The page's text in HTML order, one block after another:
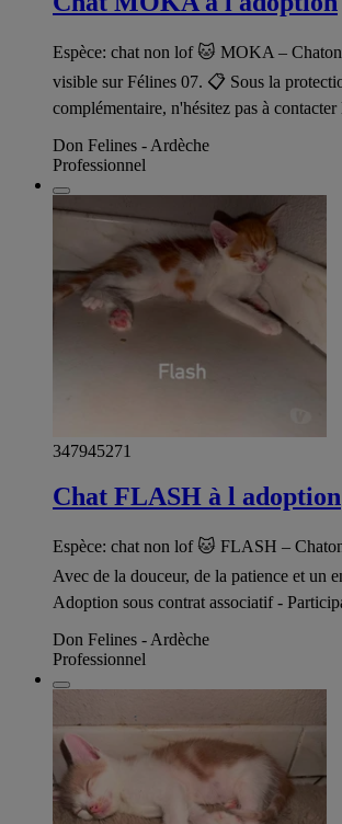
Espèce: chat non lof 🐱 MOKA –
visible sur Félines 07. 📋 Sous la
complémentaire, n'hésitez pas à
Don Felines - Ardèche
Professionnel
347945271
Chat FLASH à l adoption
Espèce: chat non lof 🐱 FLASH –
Avec de la douceur, de la patience et un
Adoption sous contrat associatif -
Don Felines - Ardèche
Professionnel